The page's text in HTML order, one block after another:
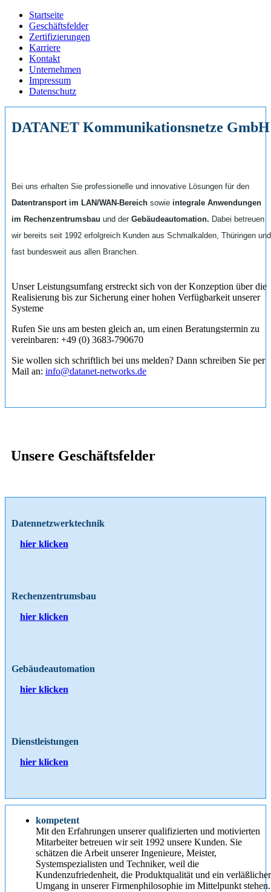
Startseite
Geschäftsfelder
Zertifizierungen
Karriere
Kontakt
Unternehmen
Impressum
Datenschutz
DATANET Kommunikationsnetze GmbH
Bei uns erhalten Sie professionelle und innovative Lösungen für den
Datentransport im LAN/WAN-Bereich sowie integrale Anwendungen
im Rechenzentrumsbau und der Gebäudeautomation. Dabei betreuen
wir bereits seit 1992 erfolgreich Kunden aus Schmalkalden, Thüringen und
fast bundesweit aus allen Branchen.
Unser Leistungsumfang erstreckt sich von der Konzeption über die
Realisierung bis zur Sicherung einer hohen Verfügbarkeit unserer
Systeme
Rufen Sie uns am besten gleich an, um einen Beratungstermin zu
vereinbaren: +49 (0) 3683-790670
Sie wollen sich schriftlich bei uns melden? Dann schreiben Sie per
Mail an: info@datanet-networks.de
Unsere Geschäftsfelder
Datennetzwerktechnik
hier klicken
Rechenzentrumsbau
hier klicken
Gebäudeautomation
hier klicken
Dienstleistungen
hier klicken
kompetent
Mit den Erfahrungen unserer qualifizierten und motivierten
Mitarbeiter betreuen wir seit 1992 unsere Kunden. Sie
schätzen die Arbeit unserer Ingenieure, Meister,
Systemspezialisten und Techniker, weil die
Kundenzufriedenheit, die Produktqualität und ein verläßlicher
Umgang in unserer Firmenphilosophie im Mittelpunkt stehen.